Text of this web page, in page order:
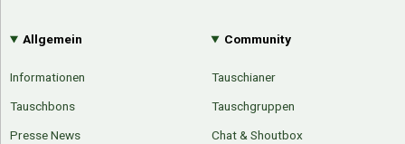
Allgemein
Informationen
Tauschbons
Presse News
Community
Tauschianer
Tauschgruppen
Chat & Shoutbox